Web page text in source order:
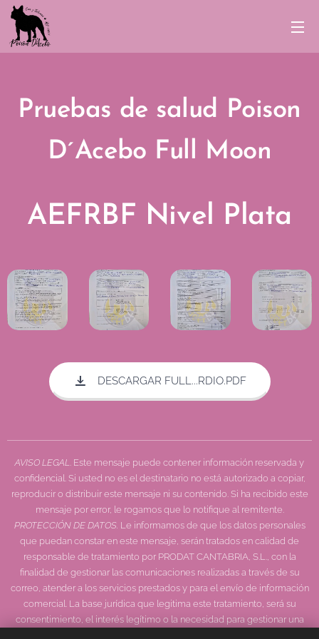
Pruebas de salud Poison
D´Acebo Full Moon
AEFRBF Nivel Plata
DESCARGAR FULL...RDIO.PDF
AVISO LEGAL. Este mensaje puede contener información reservada y
confidencial. Si usted no es el destinatario no está autorizado a copiar,
reproducir o distribuir este mensaje ni su contenido. Si ha recibido este
mensaje por error, le rogamos que lo notifique al remitente.
PROTECCIÓN DE DATOS. Le informamos de que los datos personales
que puedan constar en este mensaje, serán tratados en calidad de
responsable de tratamiento por PRODAT CANTABRIA, S.L., con la
finalidad de gestionar las comunicaciones realizadas a través de su
correo, atender a los servicios prestados y para el envío de información
comercial. La base jurídica que legitima este tratamiento, será su
consentimiento, el interés legítimo o la necesidad para gestionar una